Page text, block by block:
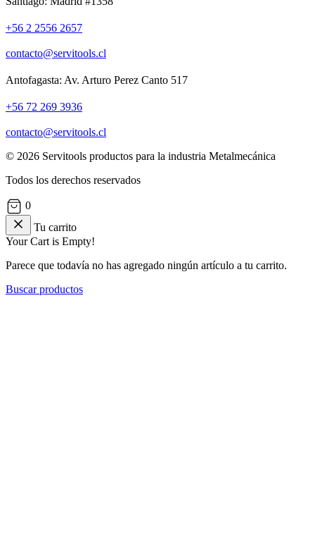
+56 2 2556 2657
contacto@servitools.cl
Antofagasta: Av. Arturo Perez Canto 517
+56 72 269 3936
contacto@servitools.cl
© 2026 Servitools productos para la industria Metalmecánica
Todos los derechos reservados
0
Tu carrito
Your Cart is Empty!
Parece que todavía no has agregado ningún artículo a tu carrito.
Buscar productos